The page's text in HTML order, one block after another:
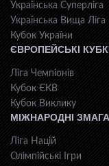
Українська Суперліга
Українська Вища Ліга
Кубок України
ЄВРОПЕЙСЬКІ
Ліга Чемпіонів
Кубок ЄКВ
Кубок Виклику
МІЖНАРОДНІ
Ліга Націй
Олімпійські Ігри